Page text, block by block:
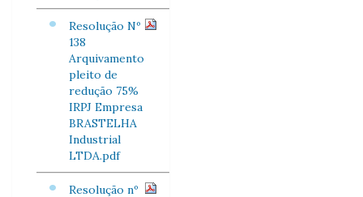
Resolução Nº
138
Arquivamento
pleito de
redução 75%
IRPJ Empresa
BRASTELHA
Industrial
LTDA.pdf
Resolução nº